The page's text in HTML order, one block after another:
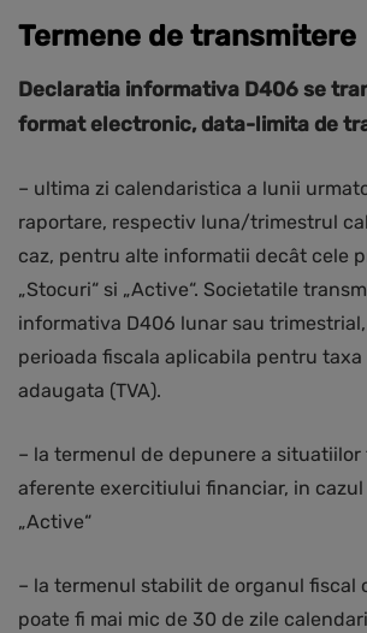
Termene de transmitere
Declaratia informativa D406 se
format electronic, data-limita de
– ultima zi calendaristica a lunii
raportare, respectiv luna/trimestrul
caz, pentru alte informatii decât cele
„Stocuri“ si „Active“. Societatile
informativa D406 lunar sau
perioada fiscala aplicabila pentru taxa
adaugata (TVA).
– la termenul de depunere a situatiilor
aferente exercitiului financiar, in
„Active“
– la termenul stabilit de organul fiscal
poate fi mai mic de 30 de zile